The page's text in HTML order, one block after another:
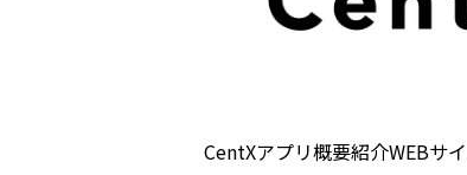
CentXアプリ概要紹介WEBサ